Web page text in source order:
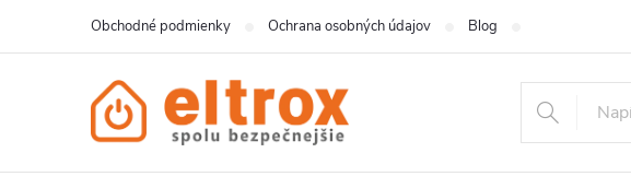
Obchodné podmienky Ochrana osobných údajov Blog